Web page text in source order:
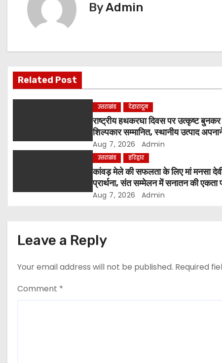
v
i
g
t
ByAdmin
Related Post
उत्तराखंड देहारादून
राष्ट्रीय हथकरघा दिवस पर उत्कृष्ट
शिल्पकार सम्मानित, स्थानीय उत्पाद
आह्वान
Aug 7, 2026 Admin
उत्तराखंड हरिद्वार
कांवड़ मेले की सफलता के लिए मां मनसा
प्रार्थना, संत सम्मेलन में सनातन की एकता
मंथन
Aug 7, 2026 Admin
Leave a Reply
Your email address will not be published. Required
Comment *